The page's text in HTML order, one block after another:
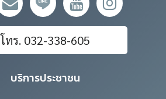
โทร. 032-338-605
บริการประชาชน